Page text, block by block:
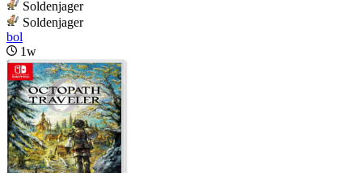
Soldenjager
Soldenjager
bol
1w